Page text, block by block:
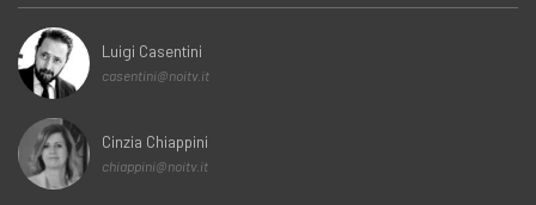
Luigi Casentini
casentini@noitv.it
Cinzia Chiappini
chiappini@noitv.it